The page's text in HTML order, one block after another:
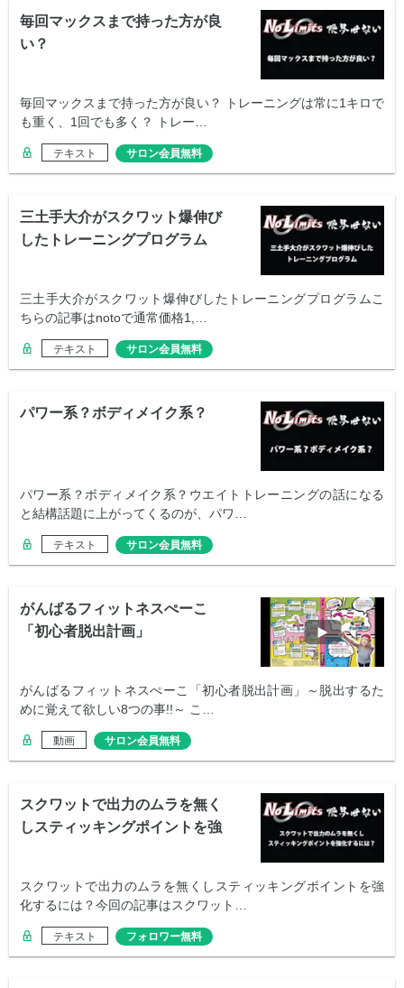
毎回マックスまで持った方が良
い？
毎回マックスまで持った方が良い？ トレーニングは常に1キロで
も重く、1回でも多く？ トレー…
テキスト サロン会員無料
三土手大介がスクワット爆伸び
したトレーニングプログラム
三土手大介がスクワット爆伸びしたトレーニングプログラムこ
ちらの記事はnotoで通常価格1,…
テキスト サロン会員無料
パワー系？ボディメイク系？
パワー系？ボディメイク系？ウエイトトレーニングの話になる
と結構話題に上がってくるのが、パワ…
テキスト サロン会員無料
がんばるフィットネスぺーこ
「初心者脱出計画」
がんばるフィットネスぺーこ「初心者脱出計画」～脱出するた
めに覚えて欲しい8つの事!!～ こ…
動画 サロン会員無料
スクワットで出力のムラを無く
しスティッキングポイントを強
スクワットで出力のムラを無くしスティッキングポイントを強
化するには？今回の記事はスクワット…
テキスト フォロワー無料